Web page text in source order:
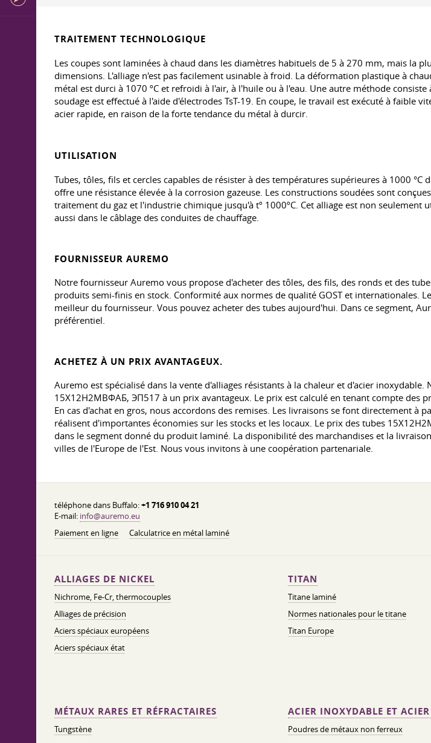
TRAITEMENT TECHNOLOGIQUE
Les coupes sont laminées à chaud dans les diamètres habituels de 5 à 270 mm, mais la
dimensions. L'alliage n'est pas facilement usinable à froid. La déformation plastique à
métal est durci à 1070 ºC et refroidi à l'air, à l'huile ou à l'eau. Une autre méthode
soudage est effectué à l'aide d'électrodes TsT-19. En coupe, le travail est exécuté à faible
acier rapide, en raison de la forte tendance du métal à durcir.
UTILISATION
Tubes, tôles, fils et cercles capables de résister à des températures supérieures à 1000
offre une résistance élevée à la corrosion gazeuse. Les constructions soudées sont
traitement du gaz et l'industrie chimique jusqu'à tº 1000ºC. Cet alliage est non
aussi dans le câblage des conduites de chauffage.
FOURNISSEUR AUREMO
Notre fournisseur Auremo vous propose d'acheter des tôles, des fils, des ronds et des
produits semi-finis en stock. Conformité aux normes de qualité GOST et internationales.
meilleur du fournisseur. Vous pouvez acheter des tubes aujourd'hui. Dans ce segment,
préférentiel.
ACHETEZ À UN PRIX AVANTAGEUX.
Auremo est spécialisé dans la vente d'alliages résistants à la chaleur et d'acier
15Х12Н2МВФАБ, ЭП517 à un prix avantageux. Le prix est calculé en tenant compte des
En cas d'achat en gros, nous accordons des remises. Les livraisons se font directement
réalisent d'importantes économies sur les stocks et les locaux. Le prix des tubes
dans le segment donné du produit laminé. La disponibilité des marchandises et la
villes de l'Europe de l'Est. Nous vous invitons à une coopération partenariale.
téléphone dans Buffalo:+1 716 910 04 21
E-mail: info@auremo.eu
Paiement en ligne
Calculatrice en métal laminé
ALLIAGES DE NICKEL
Nichrome, Fe-Cr, thermocouples
Alliages de précision
Aciers spéciaux européens
Aciers spéciaux état
TITAN
Titane laminé
Normes nationales pour le titane
Titan Europe
MÉTAUX RARES ET RÉFRACTAIRES
Tungstène
ACIER INOXYDABLE ET
Poudres de métaux non ferreux